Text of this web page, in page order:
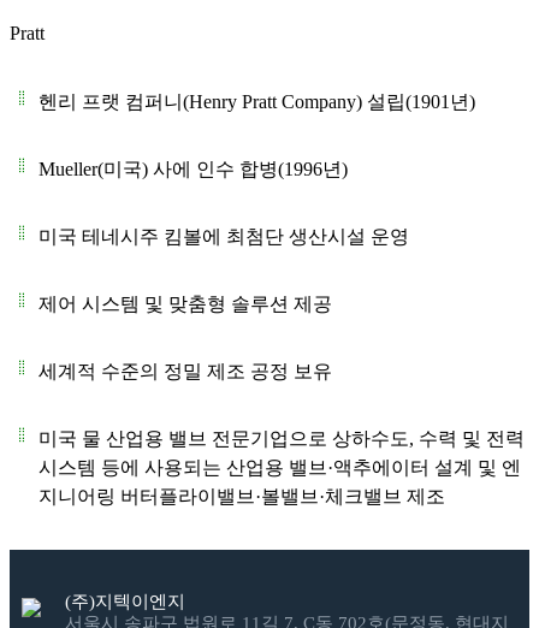
Pratt
헨리 프랫 컴퍼니(Henry Pratt Company) 설립(1901년)
Mueller(미국) 사에 인수 합병(1996년)
미국 테네시주 킴볼에 최첨단 생산시설 운영
제어 시스템 및 맞춤형 솔루션 제공
세계적 수준의 정밀 제조 공정 보유
미국 물 산업용 밸브 전문기업으로 상하수도, 수력 및 전력
시스템 등에 사용되는 산업용 밸브·액추에이터 설계 및 엔
지니어링 버터플라이밸브·볼밸브·체크밸브 제조
(주)지텍이엔지
서울시 송파구 법원로 11길 7, C동 702호(문정동, 현대지